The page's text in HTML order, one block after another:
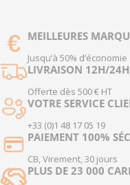
MEILLEURES
Jusqu’à 50% d’économie
LIVRAISON 12H/24H
Offerte dès 500 € HT
VOTRE SERVICE
+33 (0)1 48 17 05 19
PAIEMENT 100%
CB, Virement, 30 jours
PLUS DE 23 000